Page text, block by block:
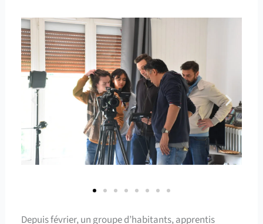
Depuis février, un groupe d’habitants, apprentis